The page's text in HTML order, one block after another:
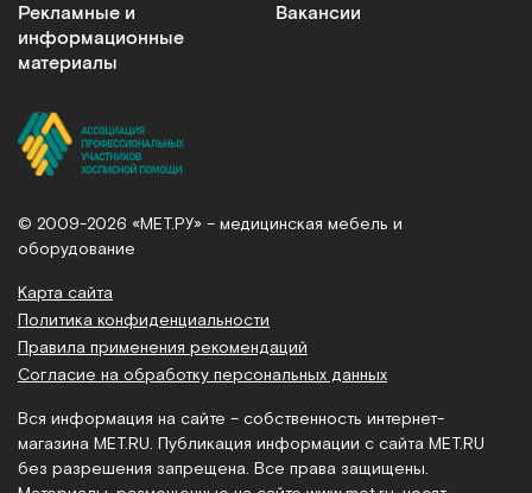
Рекламные и
информационные
материалы
Вакансии
© 2009-2026 «МЕТ.РУ» – медицинская мебель и
оборудование
Карта сайта
Политика конфиденциальности
Правила применения рекомендаций
Согласие на обработку персональных данных
Вся информация на сайте – собственность интернет-
магазина MET.RU. Публикация информации с сайта MET.RU
без разрешения запрещена. Все права защищены.